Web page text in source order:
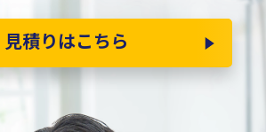
見積りはこちら